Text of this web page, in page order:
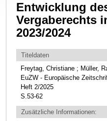
Entwicklung
Vergaberechts
2023/2024
Titeldaten
Freytag, Christiane ; Müller,
EuZW - Europäische
Heft 2/2025
S.53-62
Zusätzliche Informationen: